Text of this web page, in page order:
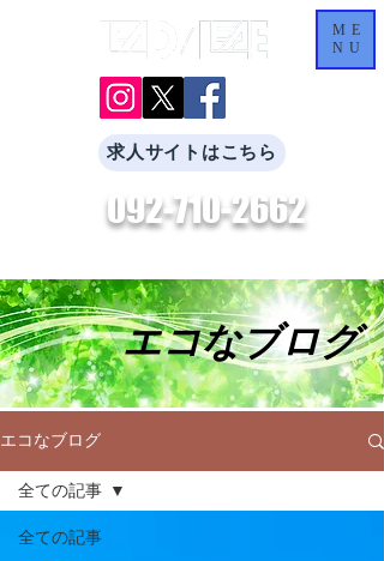
092-710-2662
ME
NU
求人サイトはこちら
エコなブログ
エコなブログ
全ての記事
全ての記事